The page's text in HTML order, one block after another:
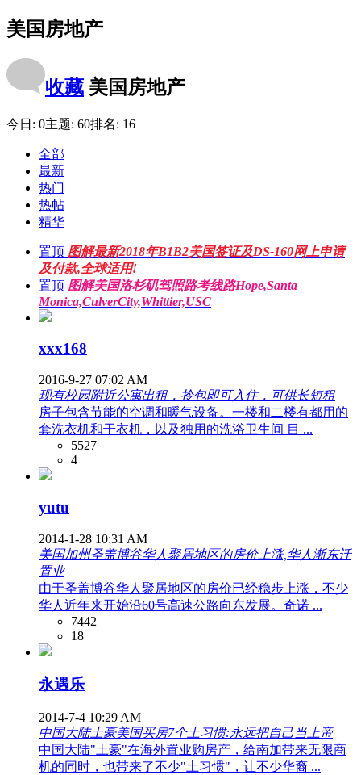
美国房地产
收藏 美国房地产
今日: 0主题: 60排名: 16
全部
最新
热门
热帖
精华
置顶 图解最新2018年B1B2美国签证及DS-160网上申请
及付款,全球适用!
置顶 图解美国洛杉矶驾照路考线路Hope,Santa
Monica,CulverCity,Whittier,USC
xxx168
2016-9-27 07:02 AM
现有校园附近公寓出租，拎包即可入住，可供长短租
房子包含节能的空调和暖气设备。一楼和二楼有都用的
套洗衣机和干衣机，以及独用的洗浴卫生间 目 ...
5527
4
yutu
2014-1-28 10:31 AM
美国加州圣盖博谷华人聚居地区的房价上涨,华人渐东迁
置业
由于圣盖博谷华人聚居地区的房价已经稳步上涨，不少
华人近年来开始沿60号高速公路向东发展。奇诺 ...
7442
18
永遇乐
2014-7-4 10:29 AM
中国大陆土豪美国买房7个土习惯:永远把自己当上帝
中国大陆"土豪"在海外置业购房产，给南加带来无限商
机的同时，也带来了不少"土习惯"，让不少华裔 ...